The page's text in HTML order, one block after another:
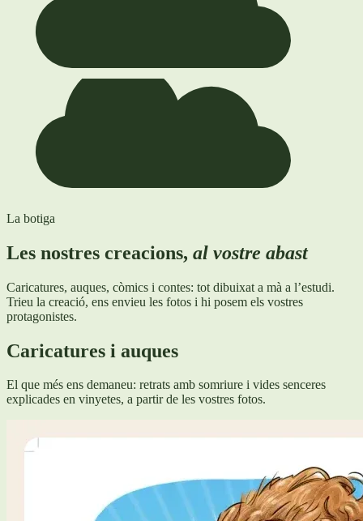
La botiga
Les nostres creacions, al vostre abast
Caricatures, auques, còmics i contes: tot dibuixat a mà a l’estudi.
Trieu la creació, ens envieu les fotos i hi posem els vostres
protagonistes.
Caricatures i auques
El que més ens demaneu: retrats amb somriure i vides senceres
explicades en vinyetes, a partir de les vostres fotos.